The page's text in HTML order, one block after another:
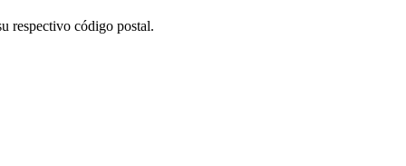
respectivo código postal.